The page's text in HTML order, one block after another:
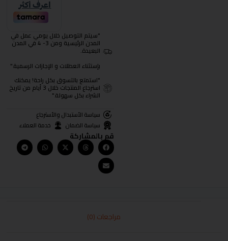
"سيتم التوصيل خلال يومي عمل في
المدن الرئيسية ومن 3- 4 في المدن
البعيدة.
بإستثناء العطلات و الإجازات الرسمية."
"استمتع بالتسوق بكل راحة! يمكنك
استرجاع المنتجات خلال 3 أيام من تاريخ
الشراء بكل سهولة."
سياسة الأستبدال والأسترجاع
سياسة الضمان
خدمة العملاء
قم بالمشاركة
مراجعات (0)